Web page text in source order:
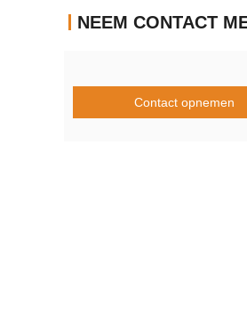
Contact opnemen